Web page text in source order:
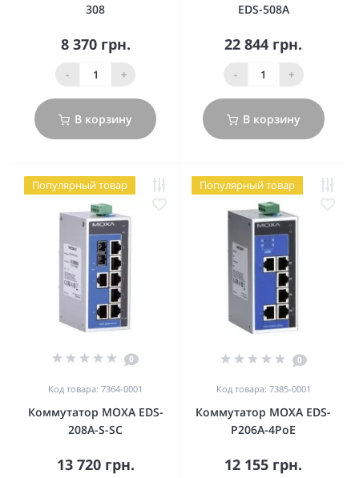
308
8 370 грн.
- +
В корзину
EDS-508A
22 844 грн.
- +
В корзину
Популярный товар
0
Код товара: 7364-0001
Коммутатор MOXA EDS-
208A-S-SC
13 720 грн.
Популярный товар
0
Код товара: 7385-0001
Коммутатор MOXA EDS-
P206A-4PoE
12 155 грн.